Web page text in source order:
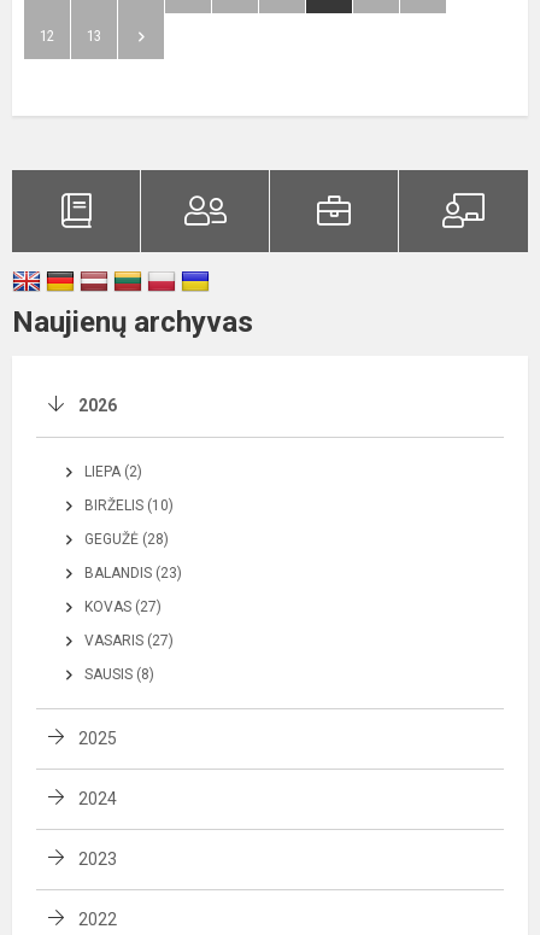
12 13
Naujienų archyvas
2026
LIEPA (2)
BIRŽELIS (10)
GEGUŽĖ (28)
BALANDIS (23)
KOVAS (27)
VASARIS (27)
SAUSIS (8)
2025
2024
2023
2022